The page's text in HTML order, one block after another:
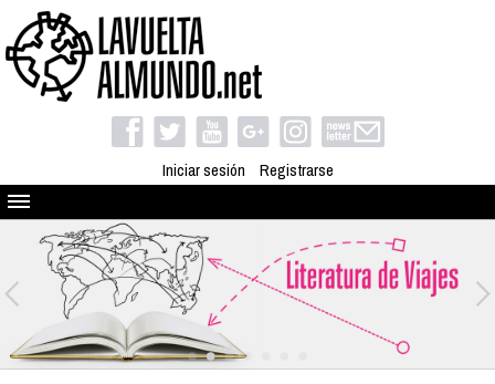
Iniciar sesión Registrarse
Quienes somos
El proyecto
Blog
Viaja con nosotros
Camino solidario